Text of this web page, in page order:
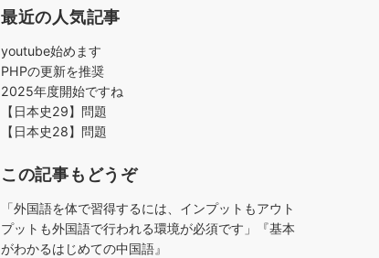
最近の人気記事
youtube始めます
PHPの更新を推奨
2025年度開始ですね
【日本史29】問題
【日本史28】問題
この記事もどうぞ
「外国語を体で習得するには、インプットもアウト
プットも外国語で行われる環境が必須です」『基本
がわかるはじめての中国語』